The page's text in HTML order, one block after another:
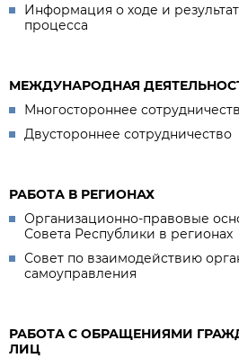
Информация о ходе и
процесса
МЕЖДУНАРОДНАЯ
Многостороннее
Двустороннее сотрудничество
РАБОТА В РЕГИОНАХ
Организационно-правовые
Совета Республики в регионах
Совет по взаимодействию
самоуправления
РАБОТА С ОБРАЩЕНИЯМИ
ЛИЦ